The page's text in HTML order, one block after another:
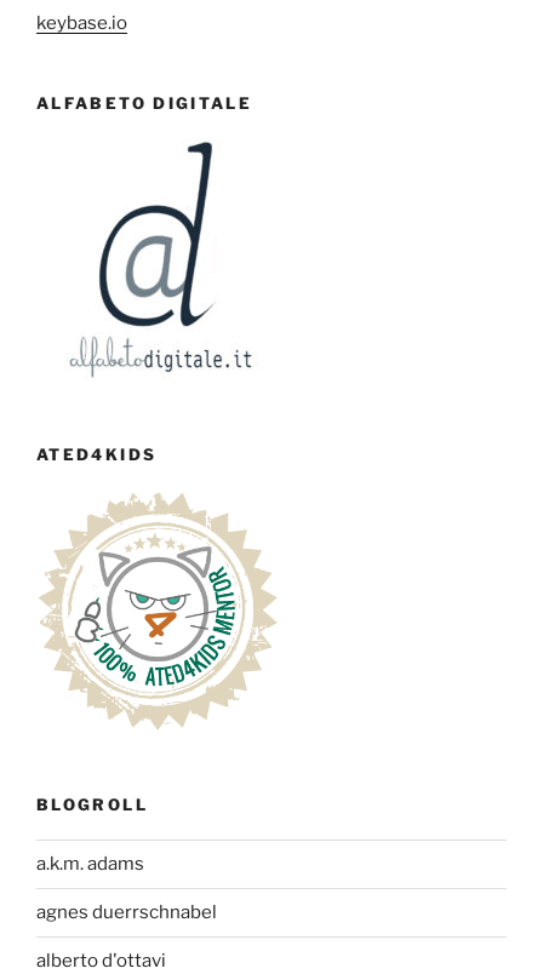
keybase.io
ALFABETO DIGITALE
ATED4KIDS
BLOGROLL
a.k.m. adams
agnes duerrschnabel
alberto d'ottavi